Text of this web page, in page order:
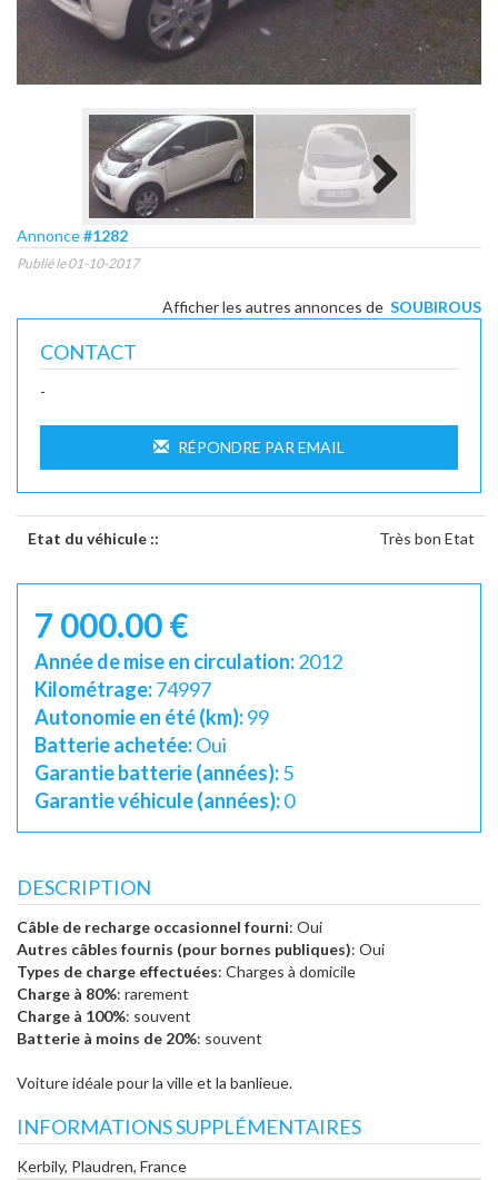
Next
Annonce#1282
Publié le 01-10-2017
Afficher les autres annonces de SOUBIROUS
CONTACT
-
RÉPONDRE PAR EMAIL
Etat du véhicule :: Très bon Etat
7 000.00 €
Année de mise en circulation:2012
Kilométrage:74997
Autonomie en été (km):99
Batterie achetée:Oui
Garantie batterie (années):5
Garantie véhicule (années):0
DESCRIPTION
Câble de recharge occasionnel fourni: Oui
Autres câbles fournis (pour bornes publiques): Oui
Types de charge effectuées: Charges à domicile
Charge à 80%: rarement
Charge à 100%: souvent
Batterie à moins de 20%: souvent
Voiture idéale pour la ville et la banlieue.
INFORMATIONS SUPPLÉMENTAIRES
Kerbily, Plaudren, France